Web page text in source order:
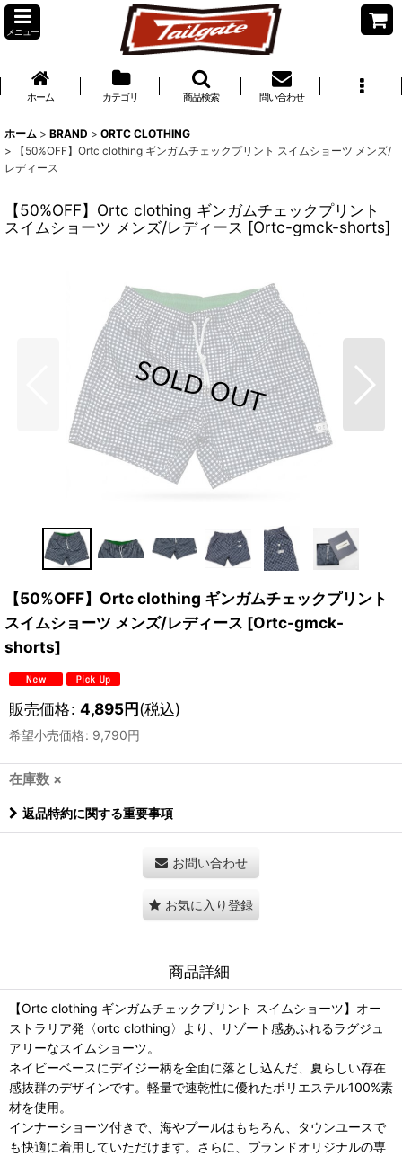
メニュー
ホーム カテゴリ 商品検索 問い合わせ
ホーム > BRAND > ORTC CLOTHING
>
【50%OFF】Ortc clothing ギンガムチェックプリント スイムショーツ メンズ/
レディース
【50%OFF】Ortc clothing ギンガムチェックプリント
スイムショーツ メンズ/レディース [Ortc-gmck-shorts]
【50%OFF】Ortc clothing ギンガムチェックプリント
スイムショーツ メンズ/レディース [Ortc-gmck-
shorts]
販売価格: 4,895円(税込)
希望小売価格: 9,790円
在庫数 ×
返品特約に関する重要事項
お問い合わせ
お気に入り登録
商品詳細
【Ortc clothing ギンガムチェックプリント スイムショーツ】オー
ストラリア発〈ortc clothing〉より、リゾート感あふれるラグジュ
アリーなスイムショーツ。
ネイビーベースにデイジー柄を全面に落とし込んだ、夏らしい存在
感抜群のデザインです。軽量で速乾性に優れたポリエステル100%素
材を使用。
インナーショーツ付きで、海やプールはもちろん、タウンユースで
も快適に着用していただけます。さらに、ブランドオリジナルの専